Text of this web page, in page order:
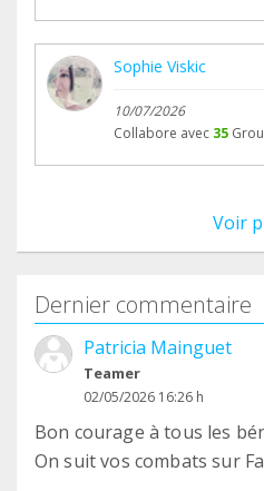
Sophie Viskic
10/07/2026
Collabore avec 35
Voir
Dernier commentaire
Patricia Mainguet
Teamer
02/05/2026 16:26 h
Bon courage à tous les
On suit vos combats sur